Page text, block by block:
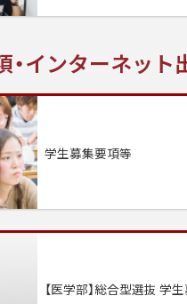
・インターネット
学生募集要項等
【医学部】総合型選抜 学